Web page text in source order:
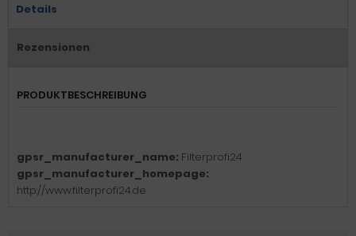
Details
Rezensionen
PRODUKTBESCHREIBUNG
gpsr_manufacturer_name: Filterprofi24
gpsr_manufacturer_homepage:
http://www.filterprofi24.de